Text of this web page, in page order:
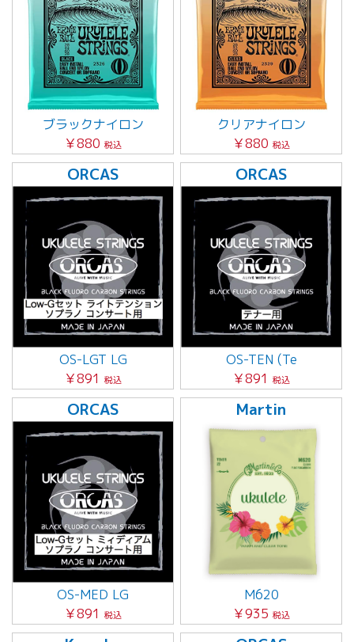
ブラックナイロン
￥880 税込
クリアナイロン
￥880 税込
ORCAS
OS-LGT LG
￥891 税込
ORCAS
OS-TEN (Te
￥891 税込
ORCAS
OS-MED LG
￥891 税込
Martin
M620
￥935 税込